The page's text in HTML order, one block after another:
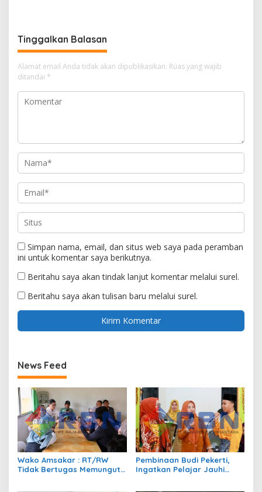
Tinggalkan Balasan
Alamat email Anda tidak akan dipublikasikan. Ruas yang wajib
ditandai *
Simpan nama, email, dan situs web saya pada peramban
ini untuk komentar saya berikutnya.
Beritahu saya akan tindak lanjut komentar melalui surel.
Beritahu saya akan tulisan baru melalui surel.
News Feed
Wako Amsakar : RT/RW
Tidak Bertugas Memungut
Pembinaan Budi Pekerti,
Ingatkan Pelajar Jauhi